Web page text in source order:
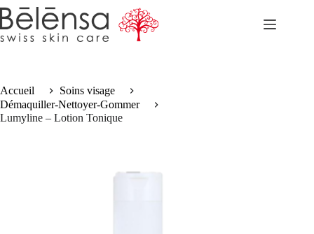
Accueil
Soins visage
Démaquiller-Nettoyer-Gommer
Lumyline – Lotion Tonique